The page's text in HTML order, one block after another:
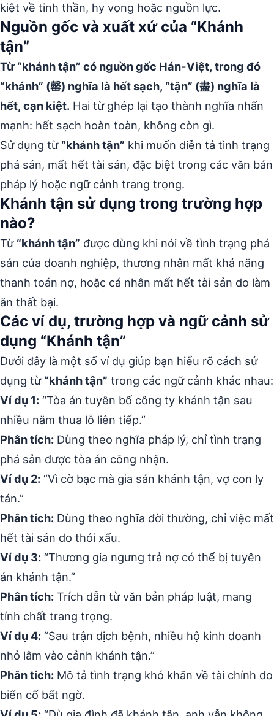
kiệt về tinh thần, hy vọng hoặc nguồn lực.
Nguồn gốc và xuất xứ của “Khánh
tận”
Từ “khánh tận” có nguồn gốc Hán-Việt, trong đó
“khánh” (罄) nghĩa là hết sạch, “tận” (盡) nghĩa là
hết, cạn kiệt. Hai từ ghép lại tạo thành nghĩa nhấn
mạnh: hết sạch hoàn toàn, không còn gì.
Sử dụng từ “khánh tận” khi muốn diễn tả tình trạng
phá sản, mất hết tài sản, đặc biệt trong các văn bản
pháp lý hoặc ngữ cảnh trang trọng.
Khánh tận sử dụng trong trường hợp
nào?
Từ “khánh tận” được dùng khi nói về tình trạng phá
sản của doanh nghiệp, thương nhân mất khả năng
thanh toán nợ, hoặc cá nhân mất hết tài sản do làm
ăn thất bại.
Các ví dụ, trường hợp và ngữ cảnh sử
dụng “Khánh tận”
Dưới đây là một số ví dụ giúp bạn hiểu rõ cách sử
dụng từ “khánh tận” trong các ngữ cảnh khác nhau:
Ví dụ 1: “Tòa án tuyên bố công ty khánh tận sau
nhiều năm thua lỗ liên tiếp.”
Phân tích: Dùng theo nghĩa pháp lý, chỉ tình trạng
phá sản được tòa án công nhận.
Ví dụ 2: “Vì cờ bạc mà gia sản khánh tận, vợ con ly
tán.”
Phân tích: Dùng theo nghĩa đời thường, chỉ việc mất
hết tài sản do thói xấu.
Ví dụ 3: “Thương gia ngưng trả nợ có thể bị tuyên
án khánh tận.”
Phân tích: Trích dẫn từ văn bản pháp luật, mang
tính chất trang trọng.
Ví dụ 4: “Sau trận dịch bệnh, nhiều hộ kinh doanh
nhỏ lâm vào cảnh khánh tận.”
Phân tích: Mô tả tình trạng khó khăn về tài chính do
biến cố bất ngờ.